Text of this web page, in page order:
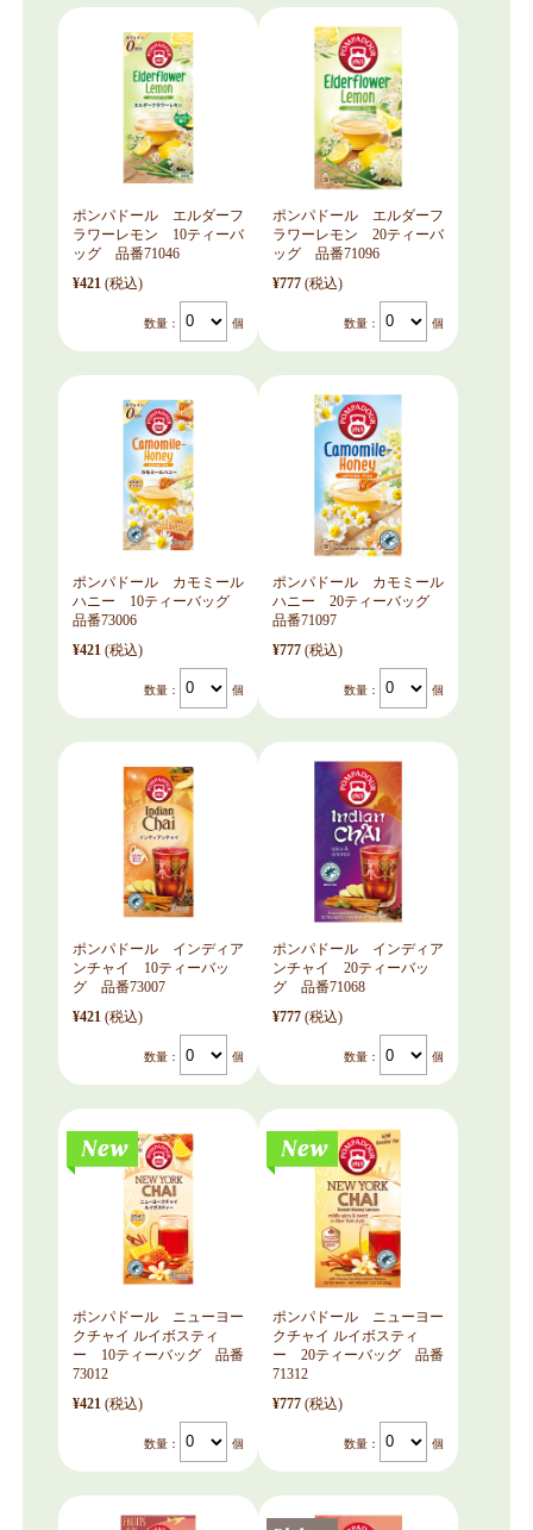
ポンパドール エルダーフ
ラワーレモン 10ティーバ
ッグ 品番71046
¥421 (税込)
数量： 個
ポンパドール エルダーフ
ラワーレモン 20ティーバ
ッグ 品番71096
¥777 (税込)
数量： 個
ポンパドール カモミール
ハニー 10ティーバッグ
品番73006
¥421 (税込)
数量： 個
ポンパドール カモミール
ハニー 20ティーバッグ
品番71097
¥777 (税込)
数量： 個
ポンパドール インディア
ンチャイ 10ティーバッ
グ 品番73007
¥421 (税込)
数量： 個
ポンパドール インディア
ンチャイ 20ティーバッ
グ 品番71068
¥777 (税込)
数量： 個
ポンパドール ニューヨー
クチャイ ルイボスティ
ー 10ティーバッグ 品番
73012
¥421 (税込)
数量： 個
ポンパドール ニューヨー
クチャイ ルイボスティ
ー 20ティーバッグ 品番
71312
¥777 (税込)
数量： 個